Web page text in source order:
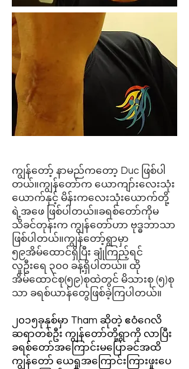
ကျွန်တော့် နာမည်ကတော့ Duc ဖြစ်ပါ
တယ်။ကျွန်တော်က ယောကျာ်းလေးသုံး
ယောက်နှင့် မိန်းကလေးသုံးယောက်တို့
ရဲ့အဖေ ဖြစ်ပါတယ်။ခရစ်တော်ကိုမ
သိခင်တုန်းက ကျွန်တော်ဟာ ဗုဒ္ဓဘာသာ
ဖြစ်ပါတယ်။ကျွန်တော့်ရွာမှာ
၅၉အိမ်ထောင်ရှိပြီး ချုံကြည့်ရင်
လူဦးရေ ၃၀၀ ခန့်ရှိပါတယ်။ ထို
အိမ်ထောင်စု(၅၉)စုထဲတွင် မိသားစု (၅)စု
သာ ခရစ်ယာန်တွေဖြစ်ခဲ့ကြပါတယ်။
၂၀၁၅ခုနှစ်မှာ Tham ဆိုတဲ့ ဧဝံဂေလိ
ဆရာတစ်ဦး ကျွန်တော်တို့ရွာကို လာပြီး
ခရစ်တော်အကြောင်းမပြောခင်အထိ
ကျွန်တော် ယေရှုအကြောင်းကြားဖူးပေ